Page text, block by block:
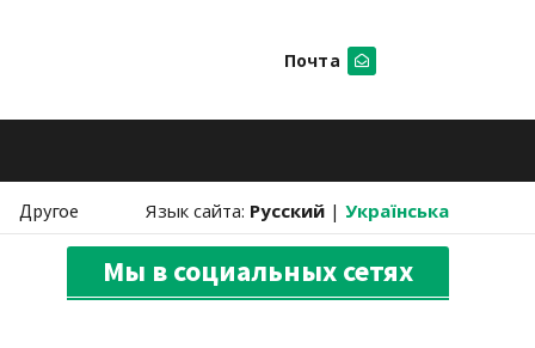
Почта
Другое Язык сайта: Русский | Українська
Мы в социальных сетях